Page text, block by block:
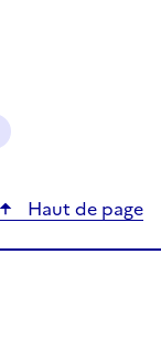
Haut de page